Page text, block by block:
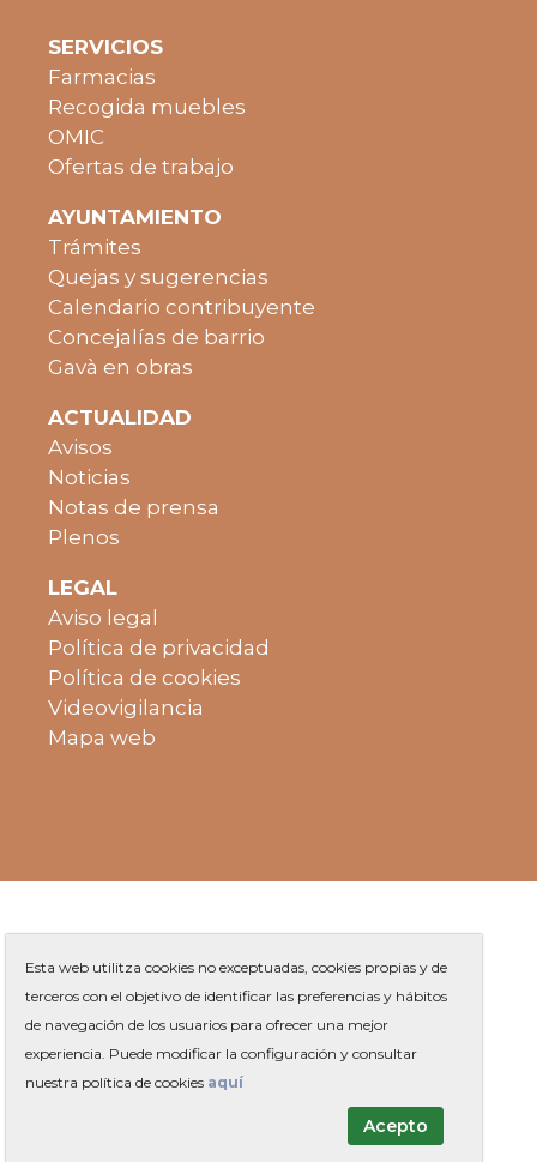
SERVICIOS
Farmacias
Recogida muebles
OMIC
Ofertas de trabajo
AYUNTAMIENTO
Trámites
Quejas y sugerencias
Calendario contribuyente
Concejalías de barrio
Gavà en obras
ACTUALIDAD
Avisos
Noticias
Notas de prensa
Plenos
LEGAL
Aviso legal
Política de privacidad
Política de cookies
Videovigilancia
Mapa web
Plaza de Jaume Balmes s/n
93 263 91 00
Esta web utilitza cookies no exceptuadas, cookies propias y de
terceros con el objetivo de identificar las preferencias y hábitos
de navegación de los usuarios para ofrecer una mejor
experiencia. Puede modificar la configuración y consultar
nuestra política de cookies aquí
Acepto